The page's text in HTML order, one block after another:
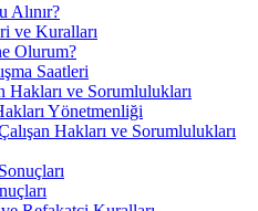
Alınır?
ve Kuralları
Olurum?
Saatleri
Hakları ve Sorumlulukları
Yönetmenliği
Hakları ve Sorumlulukları